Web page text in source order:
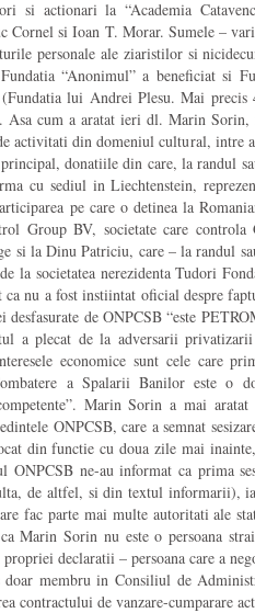
si actionari la “Academia
Cornel si Ioan T. Morar. Sumele –
personale ale ziaristilor si
“Anonimul” a beneficiat si
lui Andrei Plesu. Mai precis
Asa cum a aratat ieri dl. Marin
activitati din domeniul cultural, intre
donatiile din care, la randul
cu sediul in Liechtenstein,
pe care o detinea la
Group BV, societate care
si la Dinu Patriciu, care – la randul
la societatea nerezidenta Tudori
nu a fost instiintat oficial despre
desfasurate de ONPCSB “este
a plecat de la adversarii
economice sunt cele care
a Spalarii Banilor este o
Marin Sorin a mai
ONPCSB, care a semnat
din functie cu doua zile mai
ONPCSB ne-au informat ca prima
de altfel, si din textul informarii),
fac parte mai multe autoritati ale
Marin Sorin nu este o persoana
declaratii – persoana care a
doar membru in Consiliul de
contractului de vanzare-cumparare